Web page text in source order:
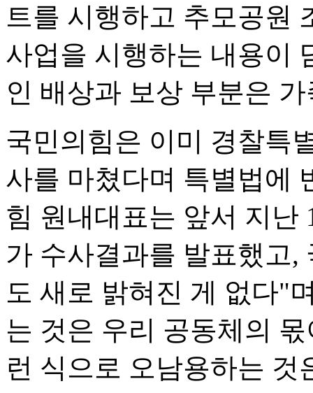
트를 시행하고 추모공원
사업을 시행하는 내용이
인 배상과 보상 부분은
국민의힘은 이미 경찰특
사를 마쳤다며 특별법에
힘 원내대표는 앞서 지난
가 수사결과를 발표했고,
도 새로 밝혀진 게 없다"
는 것은 우리 공동체의
런 식으로 오남용하는